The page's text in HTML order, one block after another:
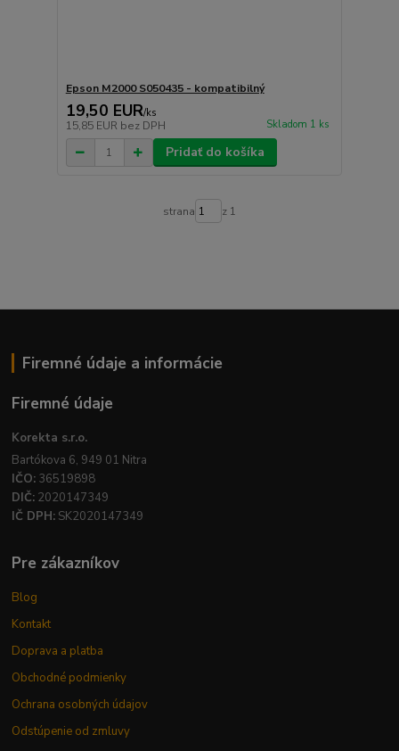
Epson M2000 S050435 - kompatibilný
19,50 EUR/ks
15,85 EUR bez DPH Skladom 1 ks
Pridať do košíka
strana z 1
Firemné údaje a informácie
Firemné údaje
Korekta s.r.o.
Bartókova 6, 949 01 Nitra
IČO: 36519898
DIČ: 2020147349
IČ DPH: SK2020147349
Pre zákazníkov
Blog
Kontakt
Doprava a platba
Obchodné podmienky
Ochrana osobných údajov
Odstúpenie od zmluvy